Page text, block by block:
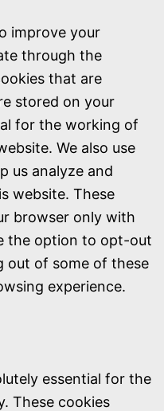
improve your
through the
that are
stored on your
for the working of
We also use
us analyze and
website. These
browser only with
the option to opt-out
out of some of these
experience.
essential for the
These cookies